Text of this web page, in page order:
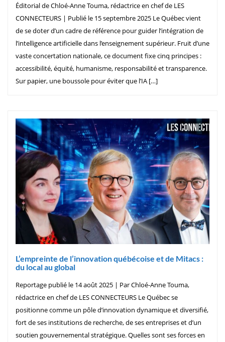
Éditorial de Chloé-Anne Touma, rédactrice en chef de LES
CONNECTEURS | Publié le 15 septembre 2025 Le Québec vient
de se doter d’un cadre de référence pour guider l’intégration de
l’intelligence artificielle dans l’enseignement supérieur. Fruit d’une
vaste concertation nationale, ce document fixe cinq principes :
accessibilité, équité, humanisme, responsabilité et transparence.
Sur papier, une boussole pour éviter que l’IA […]
L’empreinte de l’innovation québécoise et de Mitacs :
du local au global
Reportage publié le 14 août 2025 | Par Chloé-Anne Touma,
rédactrice en chef de LES CONNECTEURS Le Québec se
positionne comme un pôle d’innovation dynamique et diversifié,
fort de ses institutions de recherche, de ses entreprises et d’un
soutien gouvernemental stratégique. Quelles sont ses forces en